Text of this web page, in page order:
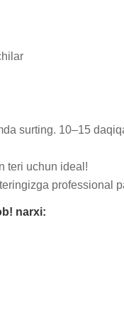
surting. 10–15
teri uchun ideal!
professional
narxi: